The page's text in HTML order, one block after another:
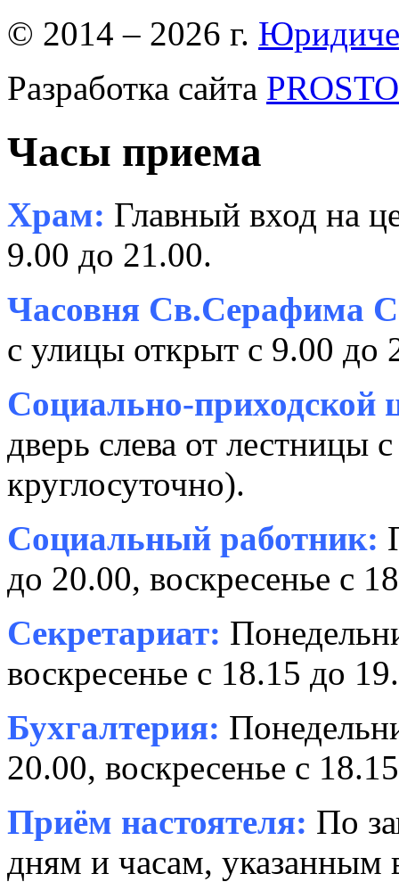
© 2014 – 2026 г.
Разработка сайта
Часы приема
Храм: Главный вход на
9.00 до 21.00.
Часовня Св.Серафима
с улицы открыт с 9.00 до
Социально-приходской
дверь слева от лестницы
круглосуточно).
Социальный работник:
до 20.00, воскресенье с
Секретариат:
воскресенье с 18.15 до
Бухгалтерия:
20.00, воскресенье с
Приём настоятеля: По
дням и часам, указанным